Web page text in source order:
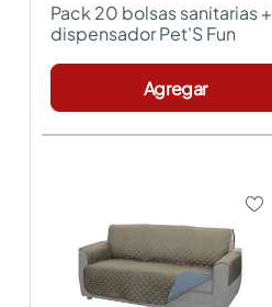
Pack 20 bolsas sanitarias +
dispensador Pet'S Fun
Agregar